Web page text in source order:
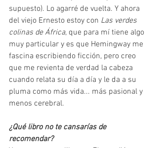
supuesto). Lo agarré de vuelta. Y ahora
del viejo Ernesto estoy con Las verdes
colinas de África, que para mí tiene algo
muy particular y es que Hemingway me
fascina escribiendo ficción, pero creo
que me revienta de verdad la cabeza
cuando relata su día a día y le da a su
pluma como más vida... más pasional y
menos cerebral.
¿Qué libro no te cansarías de
recomendar?